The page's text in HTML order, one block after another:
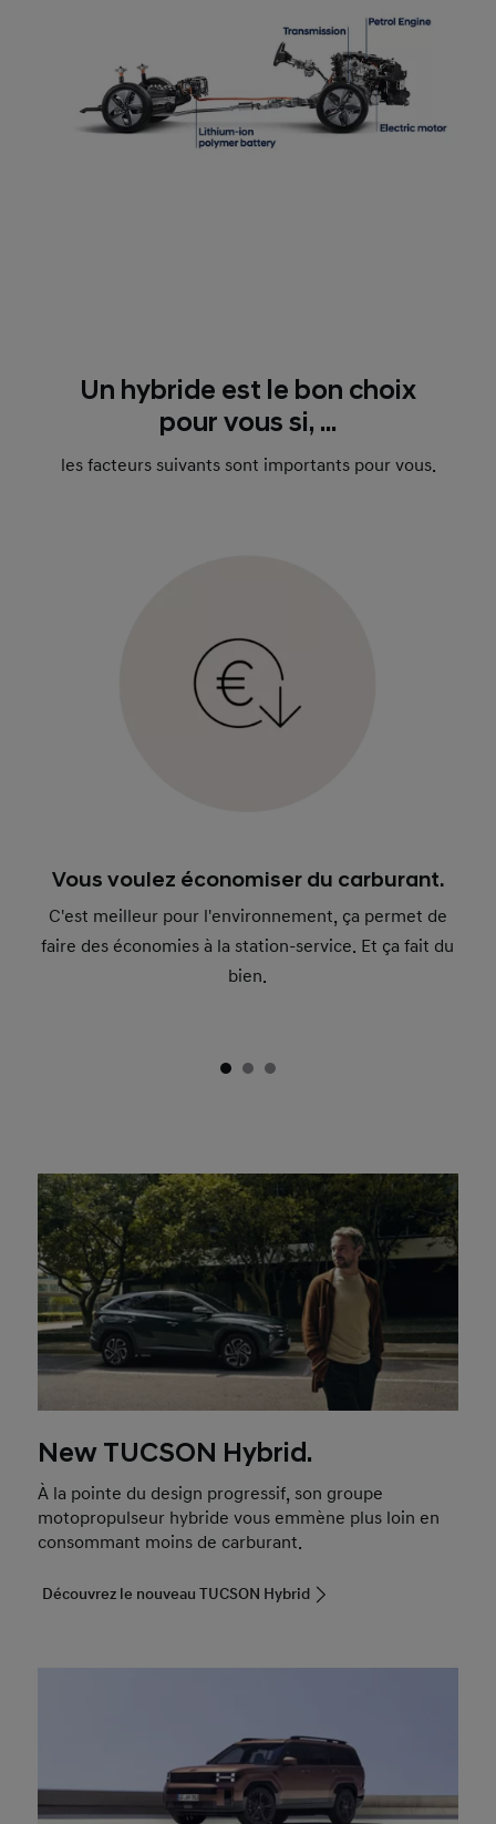
Un hybride est le bon choix
pour vous si, ...
les facteurs suivants sont importants pour vous.
Vous voulez économiser du carburant.
C'est meilleur pour l'environnement, ça permet de
faire des économies à la station-service. Et ça fait du
bien.
New TUCSON Hybrid.
À la pointe du design progressif, son groupe
motopropulseur hybride vous emmène plus loin en
consommant moins de carburant.
Découvrez le nouveau TUCSON Hybrid